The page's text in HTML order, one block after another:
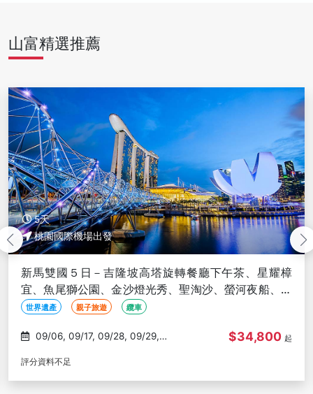
山富精選推薦
5天
桃園國際機場出發
新馬雙國５日－吉隆坡高塔旋轉餐廳下午茶、星耀樟
宜、魚尾獅公園、金沙燈光秀、聖淘沙、螢河夜船、世
遺古城、馬來堂哥榴槤館
世界遺產 親子旅遊 纜車
$34,800 起
評分資料不足